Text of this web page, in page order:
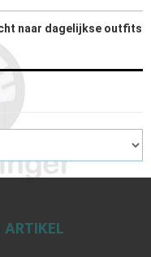
naar dagelijkse outfits